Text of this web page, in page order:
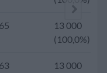
13 000
(100,0%)
13 000